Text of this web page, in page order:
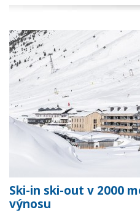
Ski-in ski-out v 2000
výnosu